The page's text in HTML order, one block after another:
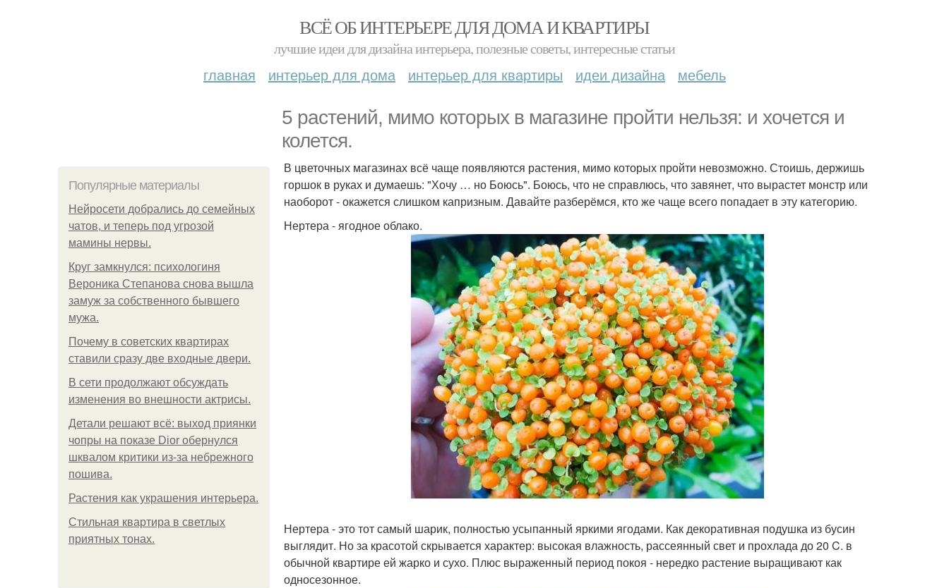
ВСЁ ОБ ИНТЕРЬЕРЕ ДЛЯ ДОМА И КВАРТИРЫ
лучшие идеи для дизайна интерьера, полезные советы, интересные статьи
главная интерьер для дома интерьер для квартиры идеи дизайна мебель
5 растений, мимо которых в магазине пройти нельзя: и хочется и
колется.
Популярные материалы
Нейросети добрались до семейных
чатов, и теперь под угрозой
мамины нервы.
Круг замкнулся: психологиня
Вероника Степанова снова вышла
замуж за собственного бывшего
мужа.
Почему в советских квартирах
ставили сразу две входные двери.
В сети продолжают обсуждать
изменения во внешности актрисы.
Детали решают всё: выход приянки
чопры на показе Dior обернулся
шквалом критики из-за небрежного
пошива.
Растения как украшения интерьера.
Стильная квартира в светлых
приятных тонах.
В цветочных магазинах всё чаще появляются растения, мимо которых пройти невозможно. Стоишь, держишь
горшок в руках и думаешь: "Хочу … но Боюсь". Боюсь, что не справлюсь, что завянет, что вырастет монстр или
наоборот - окажется слишком капризным. Давайте разберёмся, кто же чаще всего попадает в эту категорию.
Нертера - ягодное облако.
Нертера - это тот самый шарик, полностью усыпанный яркими ягодами. Как декоративная подушка из бусин
выглядит. Но за красотой скрывается характер: высокая влажность, рассеянный свет и прохлада до 20 C. в
обычной квартире ей жарко и сухо. Плюс выраженный период покоя - нередко растение выращивают как
односезонное.